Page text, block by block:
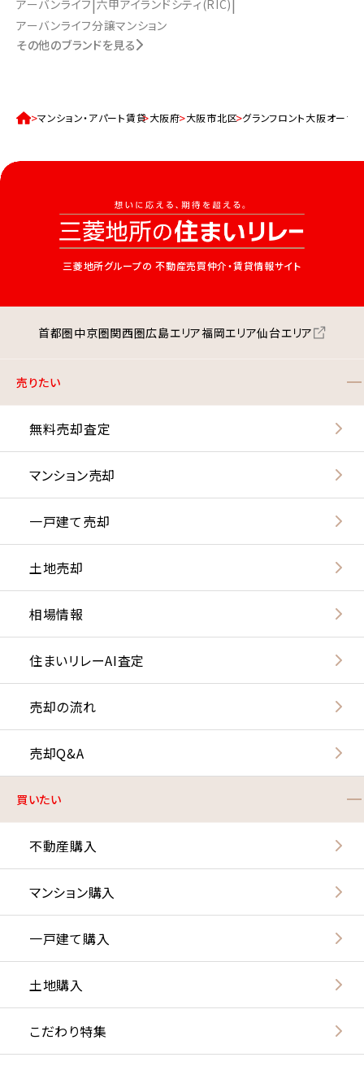
アーバンライフ 六甲アイランドシティ(RIC)
アーバンライフ分譲マンション
その他のブランドを見る
マンション・アパート賃貸 大阪府 大阪市北区 グランフロント大阪オーナ
三菱地所グループの 不動産売買仲介・賃貸情報サイト
首都圏中京圏関西圏広島エリア福岡エリア仙台エリア
売りたい
無料売却査定
マンション売却
一戸建て売却
土地売却
相場情報
住まいリレーAI査定
売却の流れ
売却Q&A
買いたい
不動産購入
マンション購入
一戸建て購入
土地購入
こだわり特集